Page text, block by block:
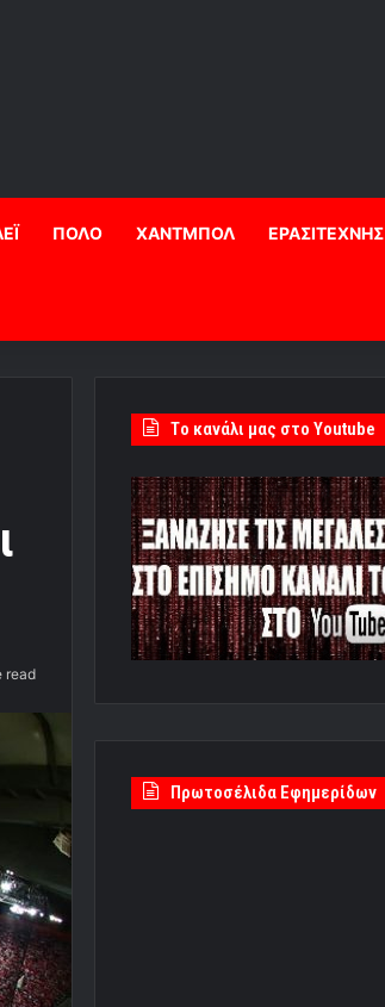
ΠΟΛΟ ΧΑΝΤΜΠΟΛ ΕΡΑΣΙΤΕΧΝΗΣ
read
Tο κανάλι μας στο Youtube
Πρωτοσέλιδα Εφημερίδων